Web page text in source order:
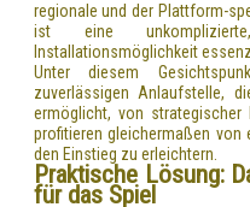
regionale und der Plattform-
ist eine
Installationsmöglichkeit
Unter diesem
zuverlässigen Anlaufstelle,
ermöglicht, von strategischer
profitieren gleichermaßen
den Einstieg zu erleichtern.
Praktische Lösung:
für das Spiel